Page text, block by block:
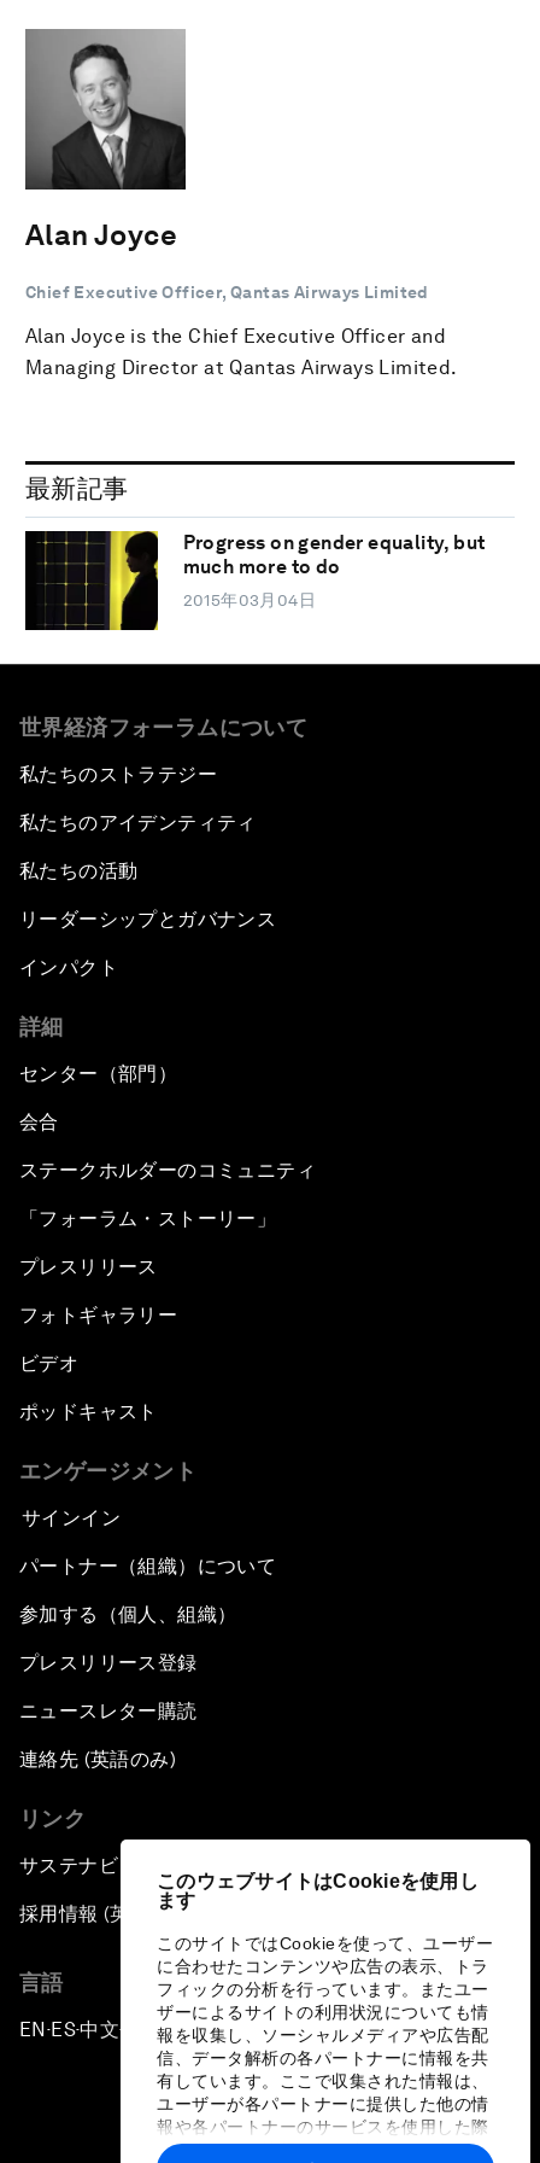
このウェブサイトはCookieを使用し
ます
このサイトではCookieを使って、ユーザー
に合わせたコンテンツや広告の表示、トラ
フィックの分析を行っています。またユー
ザーによるサイトの利用状況についても情
報を収集し、ソーシャルメディアや広告配
信、データ解析の各パートナーに情報を共
有しています。ここで収集された情報は、
ユーザーが各パートナーに提供した他の情
報や各パートナーのサービスを使用した際
に収集された情報と組み合わされ、各パー
Alan Joyce
Chief Executive Officer, Qantas Airways Limited
Alan Joyce is the Chief Executive Officer and
Managing Director at Qantas Airways Limited.
最新記事
Progress on gender equality, but
much more to do
2015年03月04日
世界経済フォーラムについて
私たちのストラテジー
私たちのアイデンティティ
私たちの活動
リーダーシップとガバナンス
インパクト
詳細
センター（部門）
会合
ステークホルダーのコミュニティ
「フォーラム・ストーリー」
プレスリリース
フォトギャラリー
ビデオ
ポッドキャスト
エンゲージメント
サインイン
パートナー（組織）について
参加する（個人、組織）
プレスリリース登録
ニュースレター購読
連絡先 (英語のみ)
リンク
サステナビリティへの取り組み
採用情報 (英語のみ)
言語
EN ▪ES▪中文▪ 日本語